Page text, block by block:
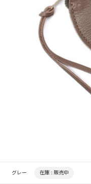
グレー 在庫 : 販売中